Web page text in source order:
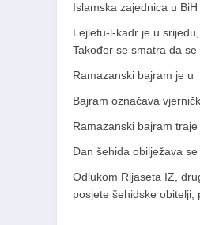
Islamska zajednica u
Lejletu-l-kadr je u
Također se smatra da
Ramazanski bajram je u
Bajram označava
Ramazanski bajram traje
Dan šehida obilježava se
Odlukom Rijaseta IZ,
posjete šehidske obitelji,